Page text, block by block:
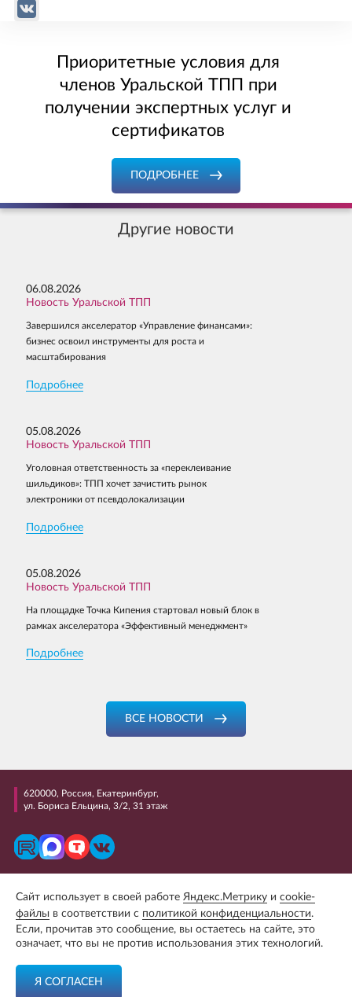
Приоритетные условия для
членов Уральской ТПП при
получении экспертных услуг и
сертификатов
ПОДРОБНЕЕ
Другие новости
06.08.2026
Новость Уральской ТПП
Завершился акселератор «Управление финансами»:
бизнес освоил инструменты для роста и
масштабирования
Подробнее
05.08.2026
Новость Уральской ТПП
Уголовная ответственность за «переклеивание
шильдиков»: ТПП хочет зачистить рынок
электроники от псевдолокализации
Подробнее
05.08.2026
Новость Уральской ТПП
На площадке Точка Кипения стартовал новый блок в
рамках акселератора «Эффективный менеджмент»
Подробнее
ВСЕ НОВОСТИ
620000, Россия, Екатеринбург,
ул. Бориса Ельцина, 3/2, 31 этаж
E-mail: uralcci@uralcci.com
Сайт разработан студией
«Phoenix Creative Group»
Сайт использует в своей работе Яндекс.Метрику и cookie-
файлы в соответствии с политикой конфиденциальности.
Если, прочитав это сообщение, вы остаетесь на сайте, это
означает, что вы не против использования этих технологий.
Я СОГЛАСЕН